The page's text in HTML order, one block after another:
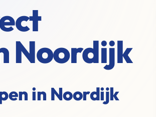
Noordijk
in Noordijk